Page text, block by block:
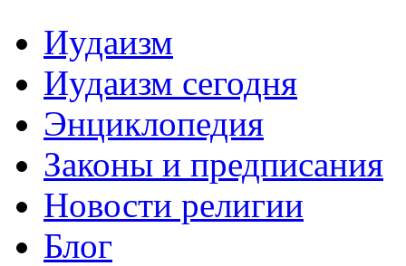
Иудаизм
Иудаизм сегодня
Энциклопедия
Законы и предписания
Новости религии
Блог